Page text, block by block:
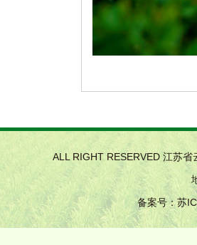
ALL RIGHT RESERVED 江苏
备案号：苏